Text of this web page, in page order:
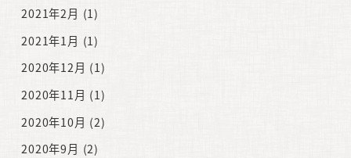
2021年2月 (1)
2021年1月 (1)
2020年12月 (1)
2020年11月 (1)
2020年10月 (2)
2020年9月 (2)